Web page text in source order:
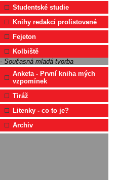
Studentské studie
Knihy redakcí prolistované
Fejeton
Kolbiště
- Současná mladá tvorba
Anketa - První kniha mých
vzpomínek
Tiráž
Litenky - co to je?
Archiv